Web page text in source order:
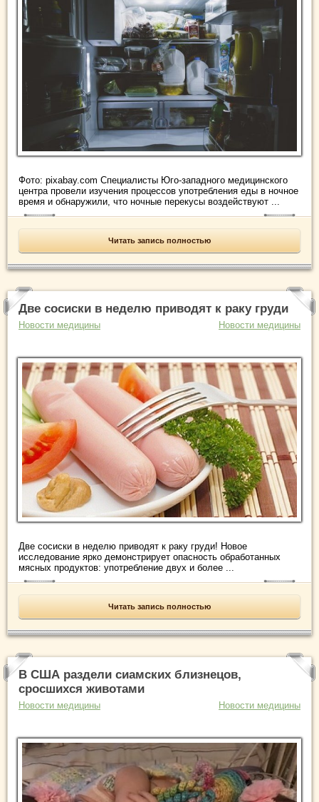
Фото: pixabay.com Специалисты Юго-западного медицинского
центра провели изучения процессов употребления еды в ночное
время и обнаружили, что ночные перекусы воздействуют ...
Читать запись полностью
Две сосиски в неделю приводят к раку груди
Новости медицины Новости медицины
Две сосиски в неделю приводят к раку груди! Новое
исследование ярко демонстрирует опасность обработанных
мясных продуктов: употребление двух и более ...
Читать запись полностью
В США раздели сиамских близнецов,
сросшихся животами
Новости медицины Новости медицины